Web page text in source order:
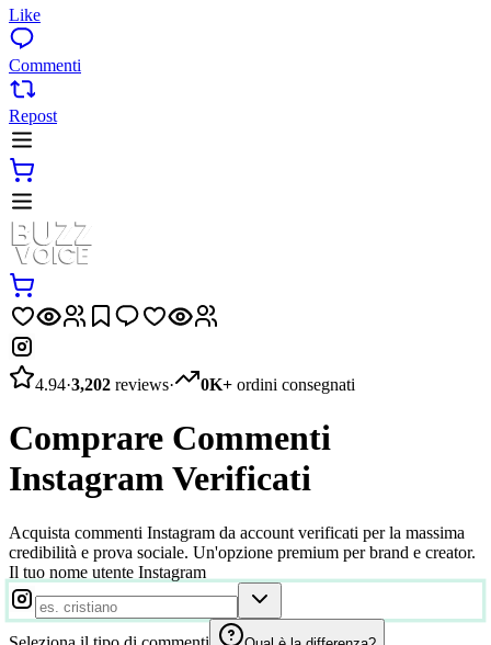
Like
Commenti
Repost
4.94·3,202 reviews· 0K+ ordini consegnati
Comprare Commenti
Instagram Verificati
Acquista commenti Instagram da account verificati per la massima
credibilità e prova sociale. Un'opzione premium per brand e creator.
Il tuo nome utente Instagram